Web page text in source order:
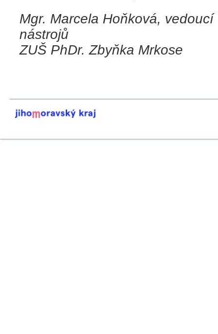
Mgr. Marcela Hoňková,
nástrojů
ZUŠ PhDr. Zbyňka Mrkose